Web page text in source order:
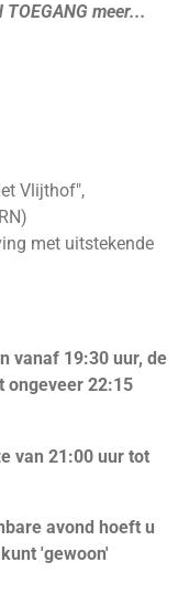
meer...
Vlijthof",
met uitstekende
uur, de
ongeveer 22:15
uur tot
hoeft u
'gewoon'